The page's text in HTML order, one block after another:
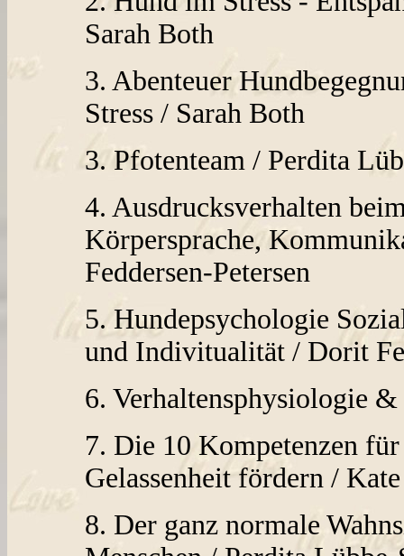
Sarah Both
3. Abenteuer
Stress / Sarah Both
3. Pfotenteam / Perdita
4. Ausdrucksverhalten
Körpersprache,
Feddersen-Petersen
5. Hundepsychologie
und Indivitualität / Dorit
6. Verhaltensphysiologie
7. Die 10 Kompetenzen
Gelassenheit fördern /
8. Der ganz normale